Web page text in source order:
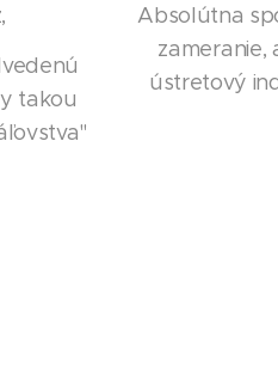
takou
Absolútna
zameranie,
ústretový